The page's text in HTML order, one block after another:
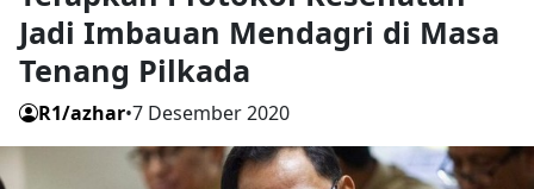
Jadi Imbauan Mendagri di Masa
Tenang Pilkada
R1/azhar•7 Desember 2020